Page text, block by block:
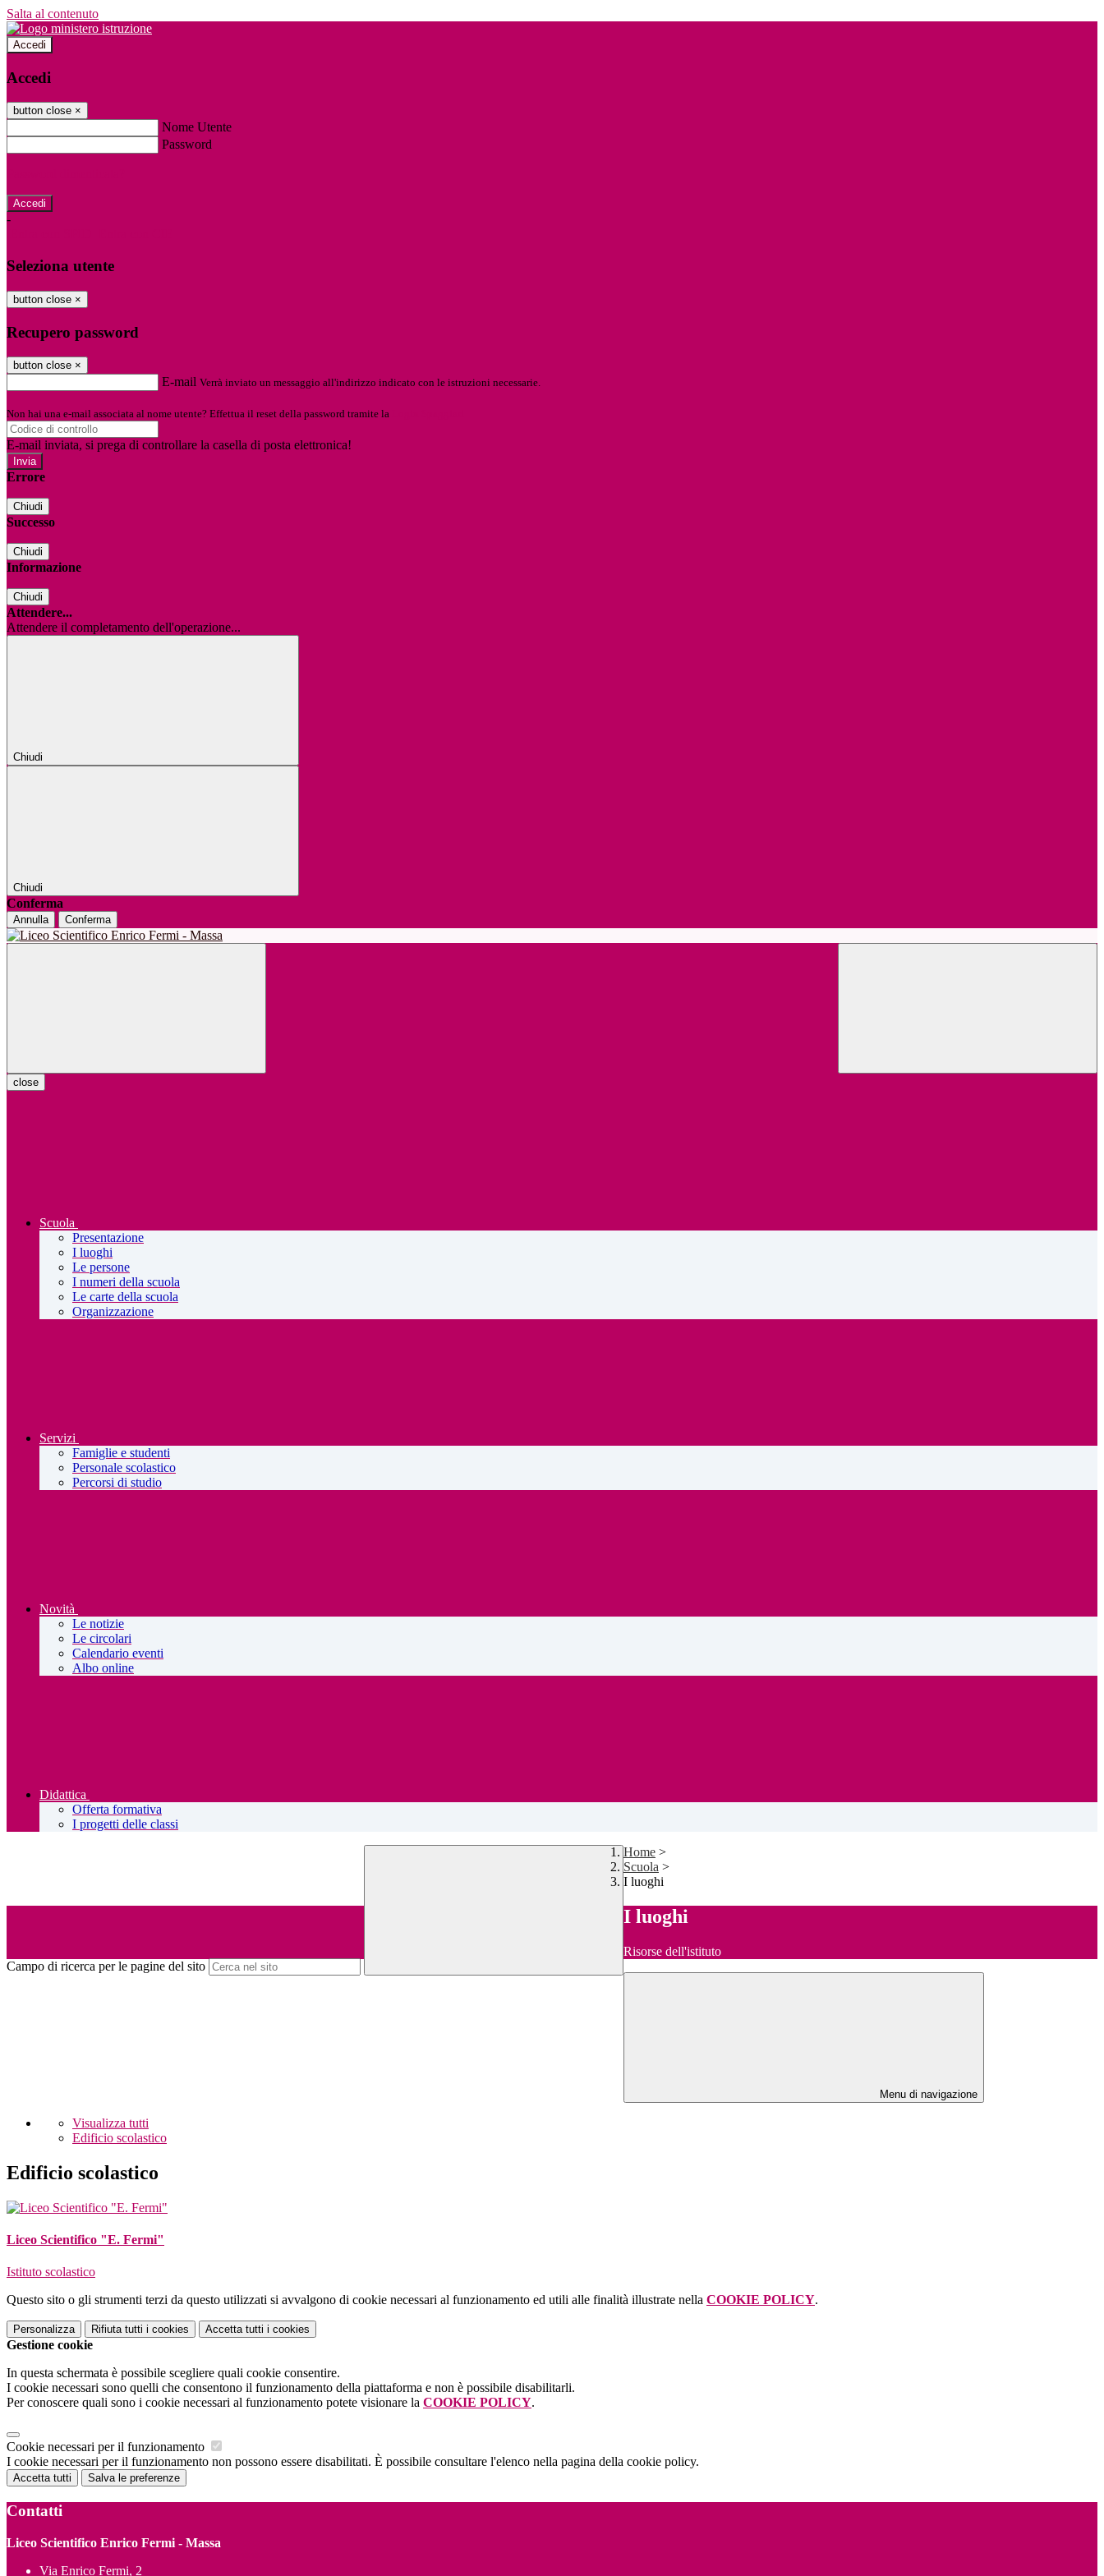
Salta al contenuto
Accedi
Accedi
button close ×
Nome Utente
Password
-
Seleziona utente
button close ×
Recupero password
button close ×
E-mail Verrà inviato un messaggio all'indirizzo indicato con le istruzioni necessarie.
Non hai una e-mail associata al nome utente? Effettua il reset della password tramite la
E-mail inviata, si prega di controllare la casella di posta elettronica!
Errore
Chiudi
Successo
Chiudi
Informazione
Chiudi
Attendere...
Attendere il completamento dell'operazione...
Chiudi
Chiudi
Conferma
Annulla Conferma
close
Scuola
Presentazione
I luoghi
Le persone
I numeri della scuola
Le carte della scuola
Organizzazione
Servizi
Famiglie e studenti
Personale scolastico
Percorsi di studio
Novità
Le notizie
Le circolari
Calendario eventi
Albo online
Didattica
Offerta formativa
I progetti delle classi
Campo di ricerca per le pagine del sito
Home >
Scuola >
I luoghi
I luoghi
Risorse dell'istituto
Menu di navigazione
Visualizza tutti
Edificio scolastico
Edificio scolastico
Liceo Scientifico "E. Fermi"
Istituto scolastico
Questo sito o gli strumenti terzi da questo utilizzati si avvalgono di cookie necessari al funzionamento ed utili alle finalità illustrate nella COOKIE POLICY.
Personalizza Rifiuta tutti i cookies Accetta tutti i cookies
Gestione cookie
In questa schermata è possibile scegliere quali cookie consentire.
I cookie necessari sono quelli che consentono il funzionamento della piattaforma e non è possibile disabilitarli.
Per conoscere quali sono i cookie necessari al funzionamento potete visionare la COOKIE POLICY.
Cookie necessari per il funzionamento
I cookie necessari per il funzionamento non possono essere disabilitati. È possibile consultare l'elenco nella pagina della cookie policy.
Accetta tutti Salva le preferenze
Contatti
Liceo Scientifico Enrico Fermi - Massa
Via Enrico Fermi, 2